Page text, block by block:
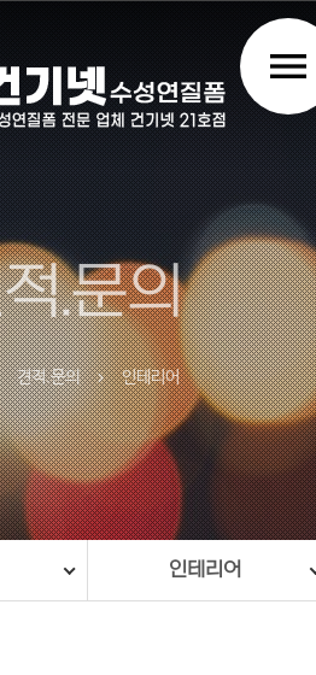
menu
.문의
견적.문의 chevron_right 인테리어
인테리어